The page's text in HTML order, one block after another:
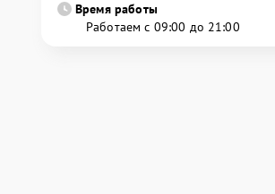
Время работы
Работаем с 09:00 до 21:00